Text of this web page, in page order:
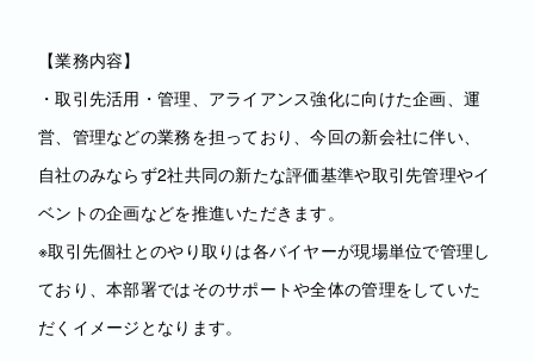
【業務内容】
・取引先活用・管理、アライアンス強化に向けた企画、運
営、管理などの業務を担っており、今回の新会社に伴い、
自社のみならず2社共同の新たな評価基準や取引先管理やイ
ベントの企画などを推進いただきます。
※取引先個社とのやり取りは各バイヤーが現場単位で管理し
ており、本部署ではそのサポートや全体の管理をしていた
だくイメージとなります。